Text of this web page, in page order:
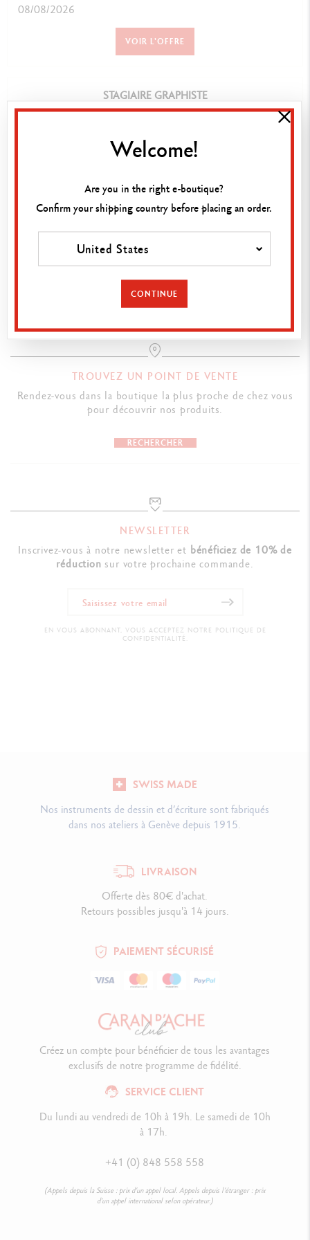
08/08/2026
VOIR L'OFFRE
STAGIAIRE GRAPHISTE
POSTE: TECHNICIEN(NE) D'ÉTUDES – ENGINEERING
VOIR L'OFFRE
TROUVEZ UN POINT DE VENTE
Rendez-vous dans la boutique la plus proche de chez vous
pour découvrir nos produits.
RECHERCHER
NEWSLETTER
Inscrivez-vous à notre newsletter et bénéficiez de 10% de
réduction sur votre prochaine commande.
EN VOUS ABONNANT, VOUS ACCEPTEZ NOTRE POLITIQUE DE
CONFIDENTIALITÉ.
SWISS MADE
Nos instruments de dessin et d’écriture sont fabriqués
dans nos ateliers à Genève depuis 1915.
LIVRAISON
Offerte dès 80€ d'achat.
Retours possibles jusqu'à 14 jours.
PAIEMENT SÉCURISÉ
SERVICE CLIENT
Du lundi au vendredi de 10h à 19h. Le samedi de 10h
à 17h.
+41 (0) 848 558 558
(Appels depuis la Suisse : prix d’un appel local. Appels depuis l’étranger : prix
d’un appel international selon opérateur.)
Créez un compte pour bénéficier de tous les avantages
exclusifs de notre programme de fidélité.
Welcome!
Are you in the right e-boutique?
Confirm your shipping country before placing an order.
United States
CONTINUE